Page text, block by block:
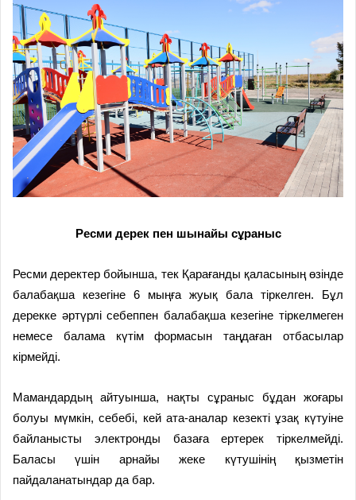
Ресми дерек пен шынайы сұраныс
Ресми деректер бойынша, тек Қарағанды қаласының өзінде
балабақша кезегіне 6 мыңға жуық бала тіркелген. Бұл
дерекке әртүрлі себеппен балабақша кезегіне тіркелмеген
немесе балама күтім формасын таңдаған отбасылар
кірмейді.
Мамандардың айтуынша, нақты сұраныс бұдан жоғары
болуы мүмкін, себебі, кей ата-аналар кезекті ұзақ күтуіне
байланысты электронды базаға ертерек тіркелмейді.
Баласы үшін арнайы жеке күтушінің қызметін
пайдаланатындар да бар.